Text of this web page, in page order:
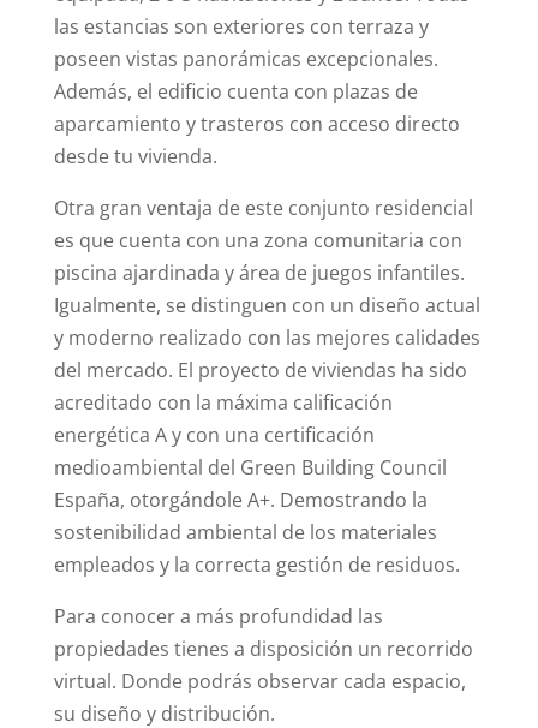
las estancias son exteriores con terraza y
poseen vistas panorámicas excepcionales.
Además, el edificio cuenta con plazas de
aparcamiento y trasteros con acceso directo
desde tu vivienda.
Otra gran ventaja de este conjunto residencial
es que cuenta con una zona comunitaria con
piscina ajardinada y área de juegos infantiles.
Igualmente, se distinguen con un diseño actual
y moderno realizado con las mejores calidades
del mercado. El proyecto de viviendas ha sido
acreditado con la máxima calificación
energética A y con una certificación
medioambiental del Green Building Council
España, otorgándole A+. Demostrando la
sostenibilidad ambiental de los materiales
empleados y la correcta gestión de residuos.
Para conocer a más profundidad las
propiedades tienes a disposición un recorrido
virtual. Donde podrás observar cada espacio,
su diseño y distribución.